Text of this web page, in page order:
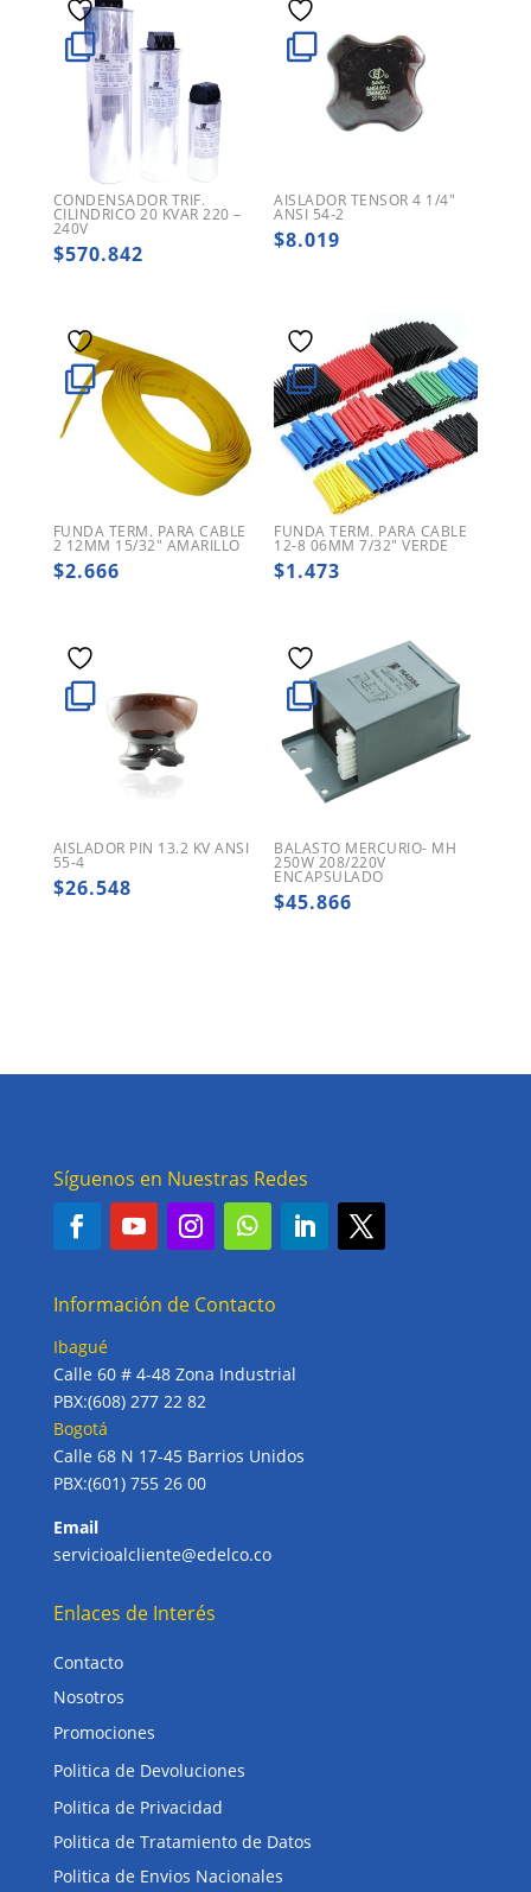
CONDENSADOR TRIF.
CILINDRICO 20 KVAR 220 –
240V
$570.842
AISLADOR TENSOR 4 1/4″
ANSI 54-2
$8.019
FUNDA TERM. PARA CABLE
2 12MM 15/32″ AMARILLO
$2.666
FUNDA TERM. PARA CABLE
12-8 06MM 7/32″ VERDE
$1.473
AISLADOR PIN 13.2 KV ANSI
55-4
$26.548
BALASTO MERCURIO- MH
250W 208/220V
ENCAPSULADO
$45.866
Síguenos en Nuestras Redes
Información de Contacto
Ibagué
Calle 60 # 4-48 Zona Industrial
PBX:(608) 277 22 82
Bogotá
Calle 68 N 17-45 Barrios Unidos
PBX:(601) 755 26 00
Email
servicioalcliente@edelco.co
Enlaces de Interés
Contacto
Nosotros
Promociones
Politica de Devoluciones
Politica de Privacidad
Politica de Tratamiento de Datos
Politica de Envios Nacionales